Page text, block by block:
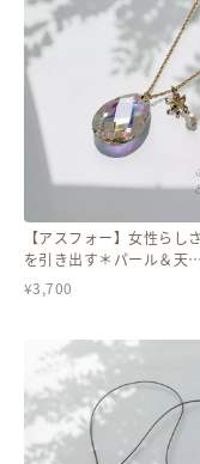
【アスフォー】女性らしさ
を引き出す＊パール＆天使
付き オーロラカラーのしず
くクリスタルネックレス
¥3,700